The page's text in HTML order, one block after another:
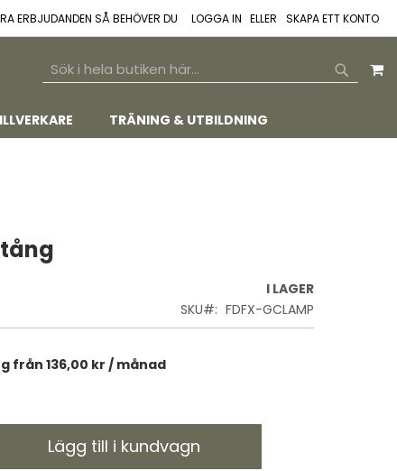
ERBJUDANDEN SÅ BEHÖVER DU LOGGA IN SKAPA ETT KONTO
SEARCH
TRÄNING & UTBILDNING
I LAGER
SKU
FDFX-GCLAMP
från 136,00 kr / månad
Lägg till i kundvagn